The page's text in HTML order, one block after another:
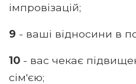
імпровізацій;
9 - ваші відносини в
10 - вас чекає
сім'єю;